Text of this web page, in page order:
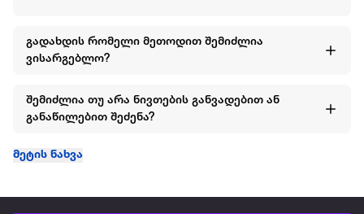
გადახდის რომელი მეთოდით შემიძლია
ვისარგებლო?
შემიძლია თუ არა ნივთების განვადებით ან
განაწილებით შეძენა?
მეტის ნახვა